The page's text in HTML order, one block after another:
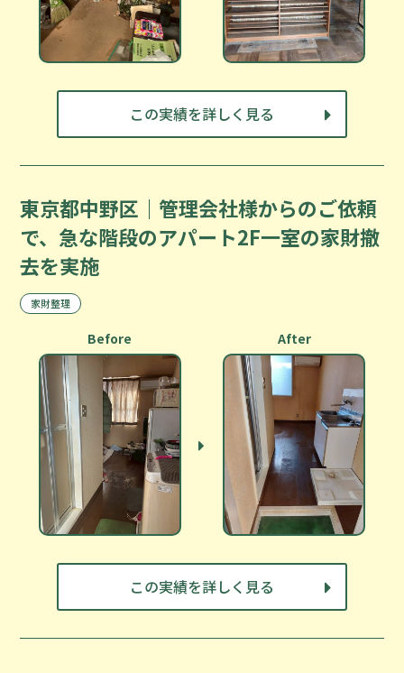
この実績を詳しく見る
東京都中野区｜管理会社様からのご依頼
で、急な階段のアパート2F一室の家財撤
去を実施
家財整理
Before After
この実績を詳しく見る